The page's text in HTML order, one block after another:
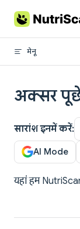
Skip to content
मेनू
अक्सर पूछे
सारांश इनमें करें:
AI Mode
यहां हम